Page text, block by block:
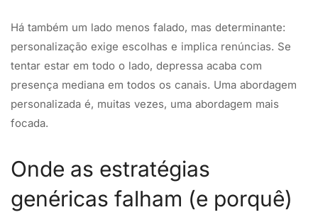
Há também um lado menos falado, mas determinante:
personalização exige escolhas e implica renúncias. Se
tentar estar em todo o lado, depressa acaba com
presença mediana em todos os canais. Uma abordagem
personalizada é, muitas vezes, uma abordagem mais
focada.
Onde as estratégias
genéricas falham (e porquê)